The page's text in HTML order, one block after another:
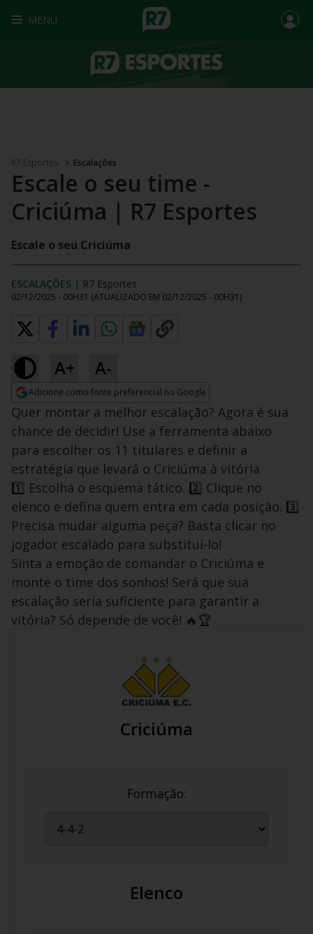
MENU
R7 Esportes Escalações
Escale o seu time -
Criciúma | R7 Esportes
Escale o seu Criciúma
ESCALAÇÕES | R7 Esportes
02/12/2025 - 00H31 (ATUALIZADO EM 02/12/2025 - 00H31)
A+ A-
Adicione como fonte preferencial no Google
Opens in new window
Quer montar a melhor escalação? Agora é sua
chance de decidir! Use a ferramenta abaixo
para escolher os 11 titulares e definir a
estratégia que levará o Criciúma à vitória
1️⃣ Escolha o esquema tático. 2️⃣ Clique no
elenco e defina quem entra em cada posição. 3️⃣
Precisa mudar alguma peça? Basta clicar no
jogador escalado para substituí-lo!
Sinta a emoção de comandar o Criciúma e
monte o time dos sonhos! Será que sua
escalação seria suficiente para garantir a
vitória? Só depende de você! 🔥🏆
Criciúma
Formação:
Elenco